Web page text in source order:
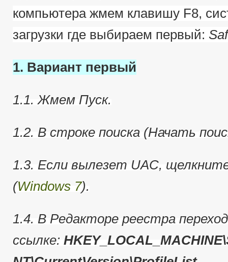
компьютера жмем клавишу F8,
загрузки где выбираем первый:
1. Вариант первый
1.1. Жмем Пуск.
1.2. В строке поиска (Начать
1.3. Если вылезет UAC,
(Windows 7).
1.4. В Редакторе реестра
ссылке: